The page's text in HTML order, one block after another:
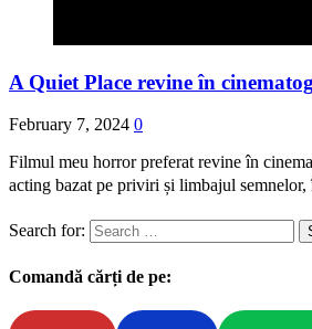
A Quiet Place revine în
February 7, 2024 0
Filmul meu horror preferat revine în
acting bazat pe priviri și limbajul semnelor,
Search for:
Comandă cărți de pe: